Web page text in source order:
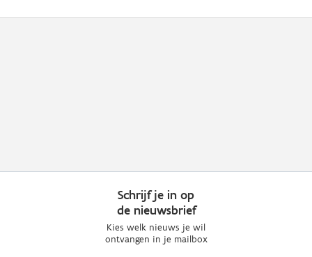
Schrijf je in op
de nieuwsbrief
Kies welk nieuws je wil
ontvangen in je mailbox